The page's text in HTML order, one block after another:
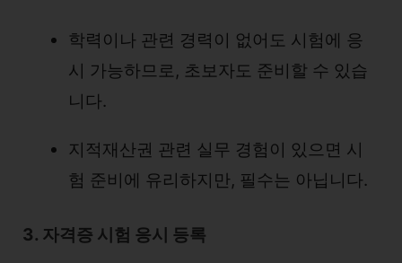
학력이나 관련 경력이 없어도 시험에 응
시 가능하므로, 초보자도 준비할 수 있습
니다.
지적재산권 관련 실무 경험이 있으면 시
험 준비에 유리하지만, 필수는 아닙니다.
3. 자격증 시험 응시 등록